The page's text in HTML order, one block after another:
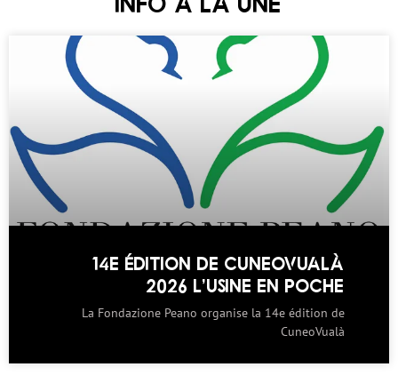
14E ÉDITION DE CUNEOVUALÀ
2026 L’USINE EN POCHE
La Fondazione Peano organise la 14e édition de
CuneoVualà